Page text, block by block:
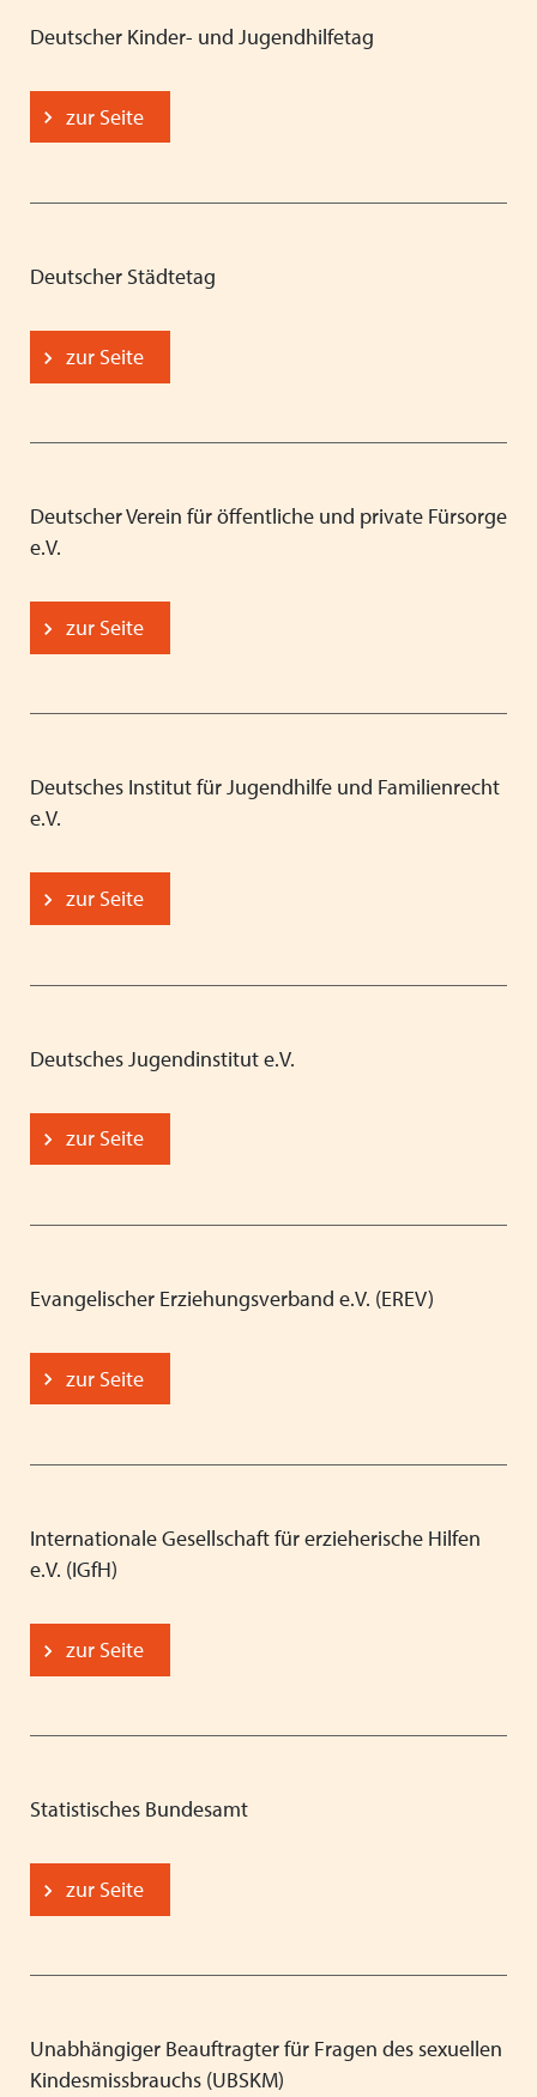
Deutscher Kinder- und Jugendhilfetag
zur Seite
Deutscher Städtetag
zur Seite
Deutscher Verein für öffentliche und private Fürsorge
e.V.
zur Seite
Deutsches Institut für Jugendhilfe und Familienrecht
e.V.
zur Seite
Deutsches Jugendinstitut e.V.
zur Seite
Evangelischer Erziehungsverband e.V. (EREV)
zur Seite
Internationale Gesellschaft für erzieherische Hilfen
e.V. (IGfH)
zur Seite
Statistisches Bundesamt
zur Seite
Unabhängiger Beauftragter für Fragen des sexuellen
Kindesmissbrauchs (UBSKM)